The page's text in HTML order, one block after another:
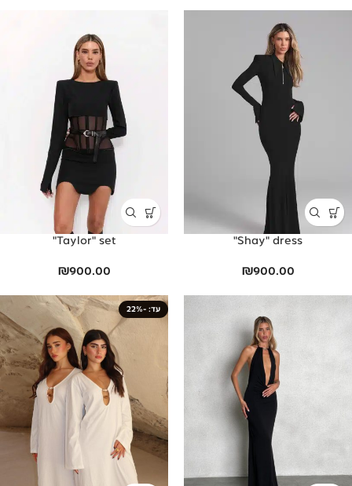
Shay" dress"
₪900.00
Taylor" set"
₪900.00
-22%